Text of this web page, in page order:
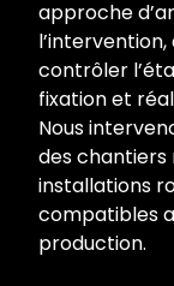
approche
contrôler
fixation et
Nous
des chantiers
installations
compatibles
production.